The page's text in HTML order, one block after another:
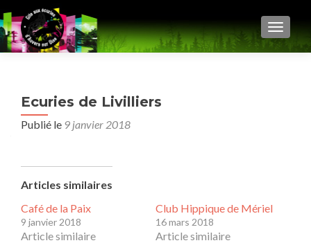
Ecuries de Livilliers
Publié le 9 janvier 2018
Articles similaires
Café de la Paix
9 janvier 2018
Article similaire
Club Hippique de Mériel
16 mars 2018
Article similaire